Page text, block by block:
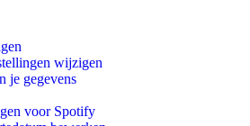
wijzigen
je gegevens
voor Spotify